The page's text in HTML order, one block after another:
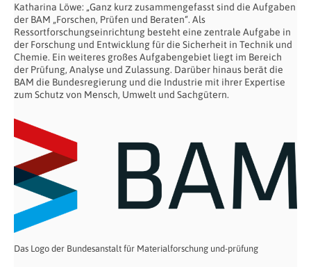
Katharina Löwe: „Ganz kurz zusammengefasst sind die Aufgaben
der BAM „Forschen, Prüfen und Beraten“. Als
Ressortforschungseinrichtung besteht eine zentrale Aufgabe in
der Forschung und Entwicklung für die Sicherheit in Technik und
Chemie. Ein weiteres großes Aufgabengebiet liegt im Bereich
der Prüfung, Analyse und Zulassung. Darüber hinaus berät die
BAM die Bundesregierung und die Industrie mit ihrer Expertise
zum Schutz von Mensch, Umwelt und Sachgütern.
Das Logo der Bundesanstalt für Materialforschung und-prüfung